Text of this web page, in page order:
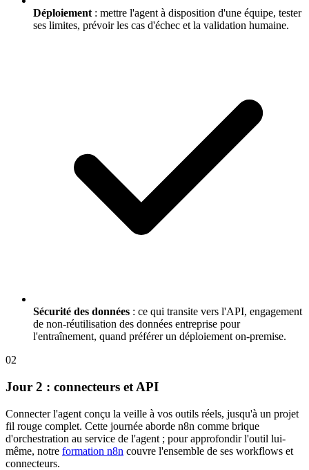
Déploiement : mettre l'agent à disposition d'une équipe, tester
ses limites, prévoir les cas d'échec et la validation humaine.
Sécurité des données : ce qui transite vers l'API, engagement
de non-réutilisation des données entreprise pour
l'entraînement, quand préférer un déploiement on-premise.
02
Jour 2 : connecteurs et API
Connecter l'agent conçu la veille à vos outils réels, jusqu'à un projet
fil rouge complet. Cette journée aborde n8n comme brique
d'orchestration au service de l'agent ; pour approfondir l'outil lui-
même, notre formation n8n couvre l'ensemble de ses workflows et
connecteurs.